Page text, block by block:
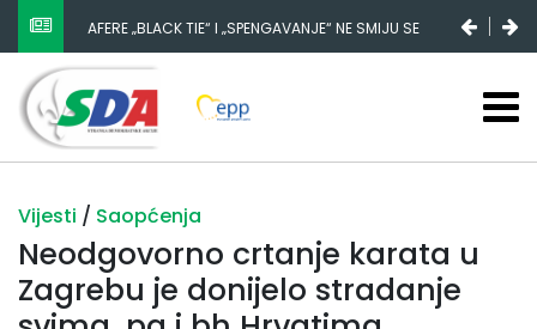
AFERE „BLACK TIE“ I „SPENGAVANJE“ NE SMIJU SE
ZATAŠKATI
Vijesti / Saopćenja
Neodgovorno crtanje karata u
Zagrebu je donijelo stradanje